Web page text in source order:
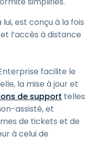
est conçu à la fois
l’accès à distance
facilite le
la mise à jour et
de support telles
assisté, et
de tickets et de
à celui de